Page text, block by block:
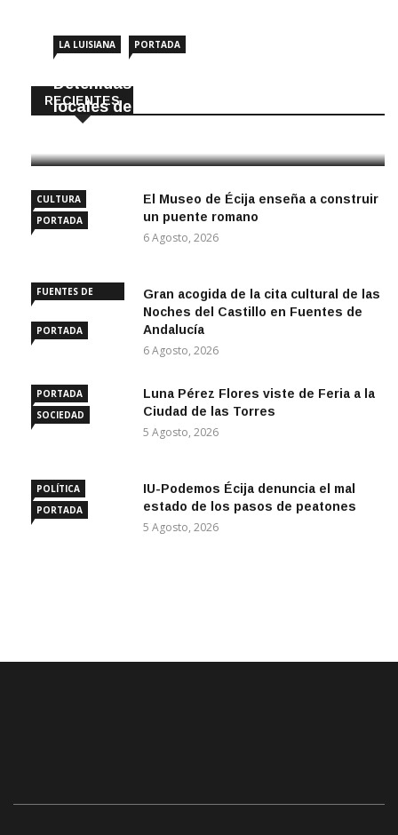
RECIENTES
LA LUISIANA PORTADA
Detenidas dos personas por robar en
locales de La Luisiana
CULTURA
PORTADA
El Museo de Écija enseña a construir
un puente romano
6 Agosto, 2026
FUENTES DE
PORTADA
Gran acogida de la cita cultural de las
Noches del Castillo en Fuentes de
Andalucía
6 Agosto, 2026
PORTADA
SOCIEDAD
Luna Pérez Flores viste de Feria a la
Ciudad de las Torres
5 Agosto, 2026
POLÍTICA
PORTADA
IU-Podemos Écija denuncia el mal
estado de los pasos de peatones
5 Agosto, 2026